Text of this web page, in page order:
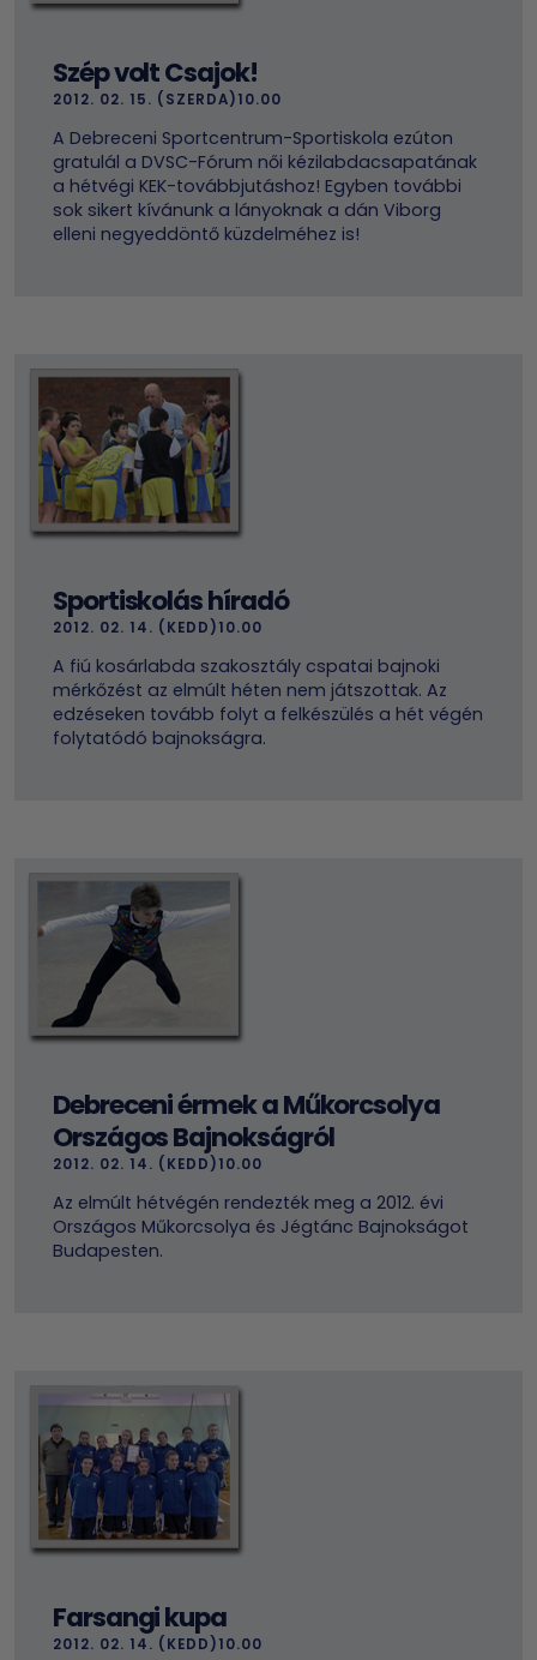
Szép volt Csajok!
2012. 02. 15. (SZERDA)10.00
A Debreceni Sportcentrum-Sportiskola ezúton
gratulál a DVSC-Fórum női kézilabdacsapatának
a hétvégi KEK-továbbjutáshoz! Egyben további
sok sikert kívánunk a lányoknak a dán Viborg
elleni negyeddöntő küzdelméhez is!
Sportiskolás híradó
2012. 02. 14. (KEDD)10.00
A fiú kosárlabda szakosztály cspatai bajnoki
mérkőzést az elmúlt héten nem játszottak. Az
edzéseken tovább folyt a felkészülés a hét végén
folytatódó bajnokságra.
Debreceni érmek a Műkorcsolya
Országos Bajnokságról
2012. 02. 14. (KEDD)10.00
Az elmúlt hétvégén rendezték meg a 2012. évi
Országos Műkorcsolya és Jégtánc Bajnokságot
Budapesten.
Farsangi kupa
2012. 02. 14. (KEDD)10.00